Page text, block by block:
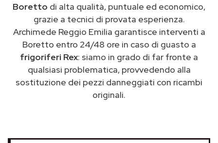
Boretto di alta qualità, puntuale ed economico,
grazie a tecnici di provata esperienza.
Archimede Reggio Emilia garantisce interventi a
Boretto entro 24/48 ore in caso di guasto a
frigoriferi Rex: siamo in grado di far fronte a
qualsiasi problematica, provvedendo alla
sostituzione dei pezzi danneggiati con ricambi
originali.